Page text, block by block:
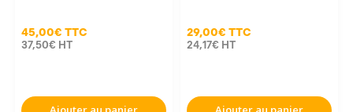
45,00€ TTC
37,50€ HT
29,00€ TTC
24,17€ HT